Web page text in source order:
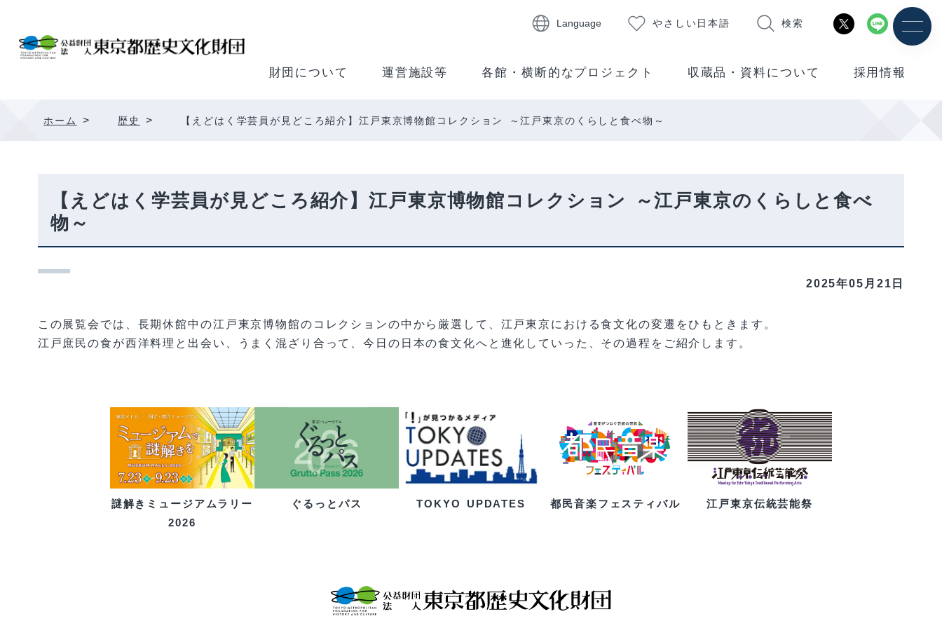
Language やさしい日本語 検索
財団について 運営施設等 各館・横断的なプロジェクト 収蔵品・資料について 採用情報
ホーム > 歴史 > 【えどはく学芸員が見どころ紹介】江戸東京博物館コレクション ～江戸東京のくらしと食べ物～
【えどはく学芸員が見どころ紹介】江戸東京博物館コレクション ～江戸東京のくらしと食べ
物～
2025年05月21日
この展覧会では、長期休館中の江戸東京博物館のコレクションの中から厳選して、江戸東京における食文化の変遷をひもときます。
江戸庶民の食が西洋料理と出会い、うまく混ざり合って、今日の日本の食文化へと進化していった、その過程をご紹介します。
謎解きミュージアムラリー
2026
ぐるっとパス TOKYO UPDATES 都民音楽フェスティバル 江戸東京伝統芸能祭